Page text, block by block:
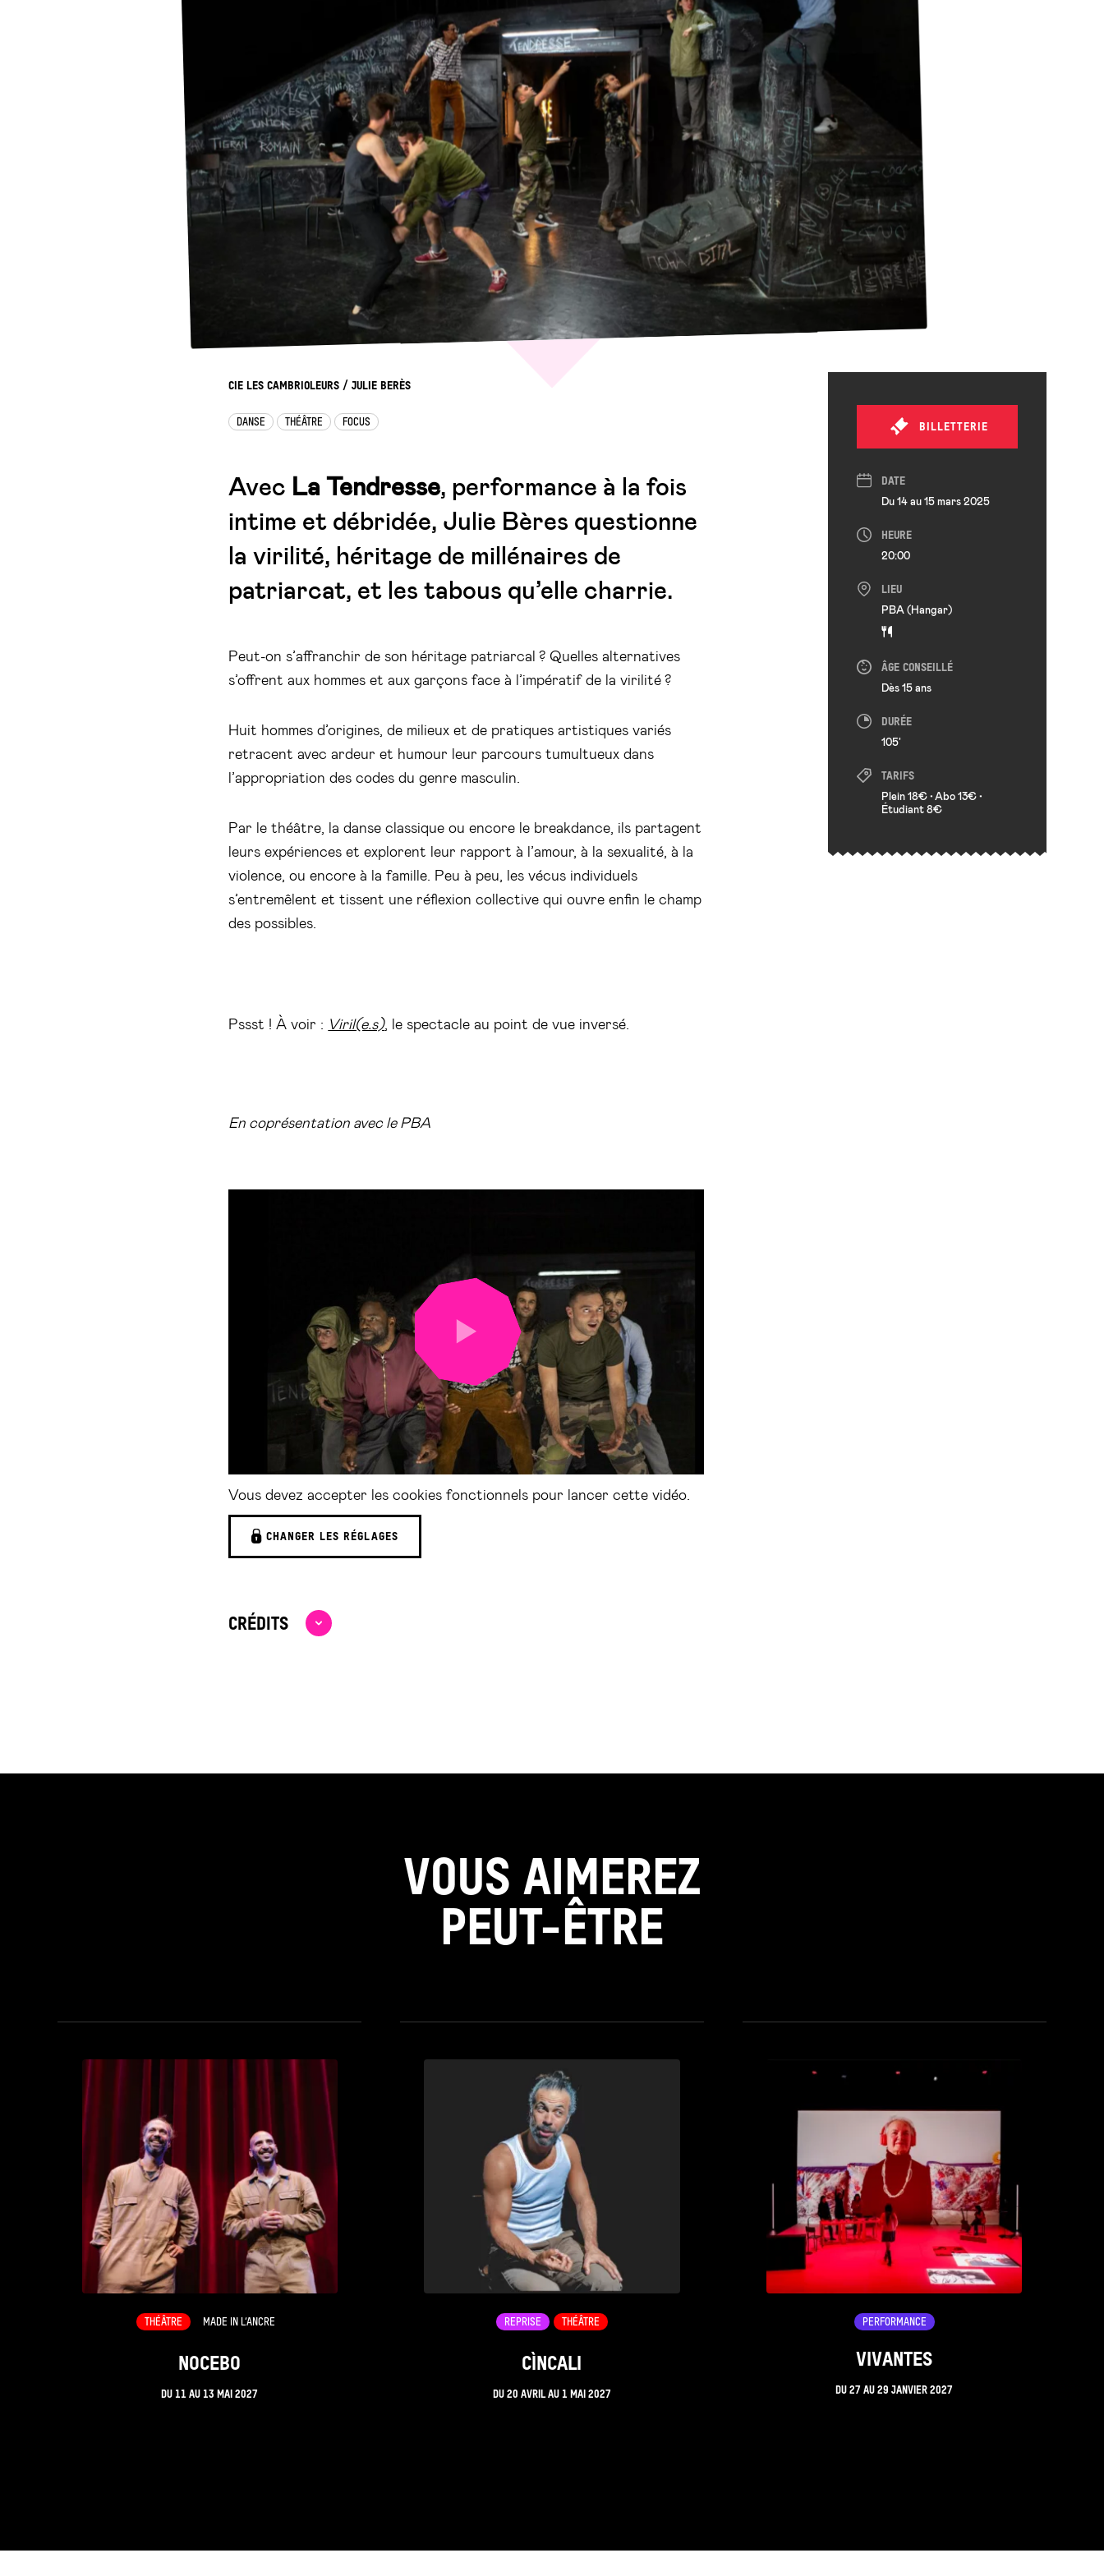
DATE
Du 14 au 15 mars 2025
HEURE
20:00
LIEU
PBA (Hangar)
ÂGE CONSEILLÉ
Dès 15 ans
DURÉE
105'
TARIFS
Plein 18€•Abo 13€•
Étudiant 8€
BILLETTERIE
CIE LES CAMBRIOLEURS / JULIE BERÈS
DANSE THÉÂTRE FOCUS
Avec La Tendresse, performance à la fois
intime et débridée, Julie Bères questionne
la virilité, héritage de millénaires de
patriarcat, et les tabous qu’elle charrie.
Peut-on s’affranchir de son héritage patriarcal ? Quelles alternatives
s’offrent aux hommes et aux garçons face à l’impératif de la virilité ?
Huit hommes d’origines, de milieux et de pratiques artistiques variés
retracent avec ardeur et humour leur parcours tumultueux dans
l’appropriation des codes du genre masculin.
Par le théâtre, la danse classique ou encore le breakdance, ils partagent
leurs expériences et explorent leur rapport à l’amour, à la sexualité, à la
violence, ou encore à la famille. Peu à peu, les vécus individuels
s’entremêlent et tissent une réflexion collective qui ouvre enfin le champ
des possibles.
Pssst ! À voir : Viril(e.s), le spectacle au point de vue inversé.
En coprésentation avec le PBA
LANCER
Vous devez accepter les cookies fonctionnels pour lancer cette vidéo.
CHANGER LES RÉGLAGES
CRÉDITS
VOUS AIMEREZ
PEUT-ÊTRE
NOCEBO
DU 11 AU 13 MAI 2027
THÉÂTRE MADE IN L’ANCRE
CÌNCALI
DU 20 AVRILAU 1 MAI 2027
REPRISE THÉÂTRE
VIVANTES
DU27 AU29 JANVIER 2027
PERFORMANCE